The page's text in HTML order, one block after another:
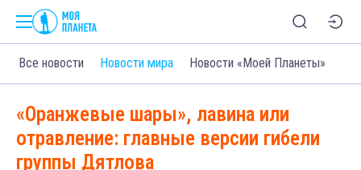
Все новости Новости мира Новости «Моей Планеты»
«Оранжевые шары», лавина или
отравление: главные версии гибели
группы Дятлова